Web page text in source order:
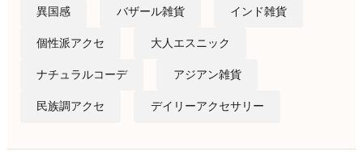
異国感 バザール雑貨 インド雑貨
個性派アクセ 大人エスニック
ナチュラルコーデ アジアン雑貨
民族調アクセ デイリーアクセサリー